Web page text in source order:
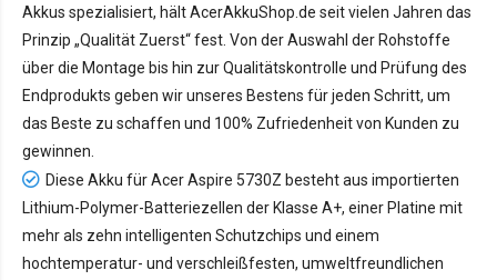
Akkus spezialisiert, hält AcerAkkuShop.de seit vielen Jahren das
Prinzip „Qualität Zuerst“ fest. Von der Auswahl der Rohstoffe
über die Montage bis hin zur Qualitätskontrolle und Prüfung des
Endprodukts geben wir unseres Bestens für jeden Schritt, um
das Beste zu schaffen und 100% Zufriedenheit von Kunden zu
gewinnen.
Diese Akku für Acer Aspire 5730Z besteht aus importierten
Lithium-Polymer-Batteriezellen der Klasse A+, einer Platine mit
mehr als zehn intelligenten Schutzchips und einem
hochtemperatur- und verschleißfesten, umweltfreundlichen